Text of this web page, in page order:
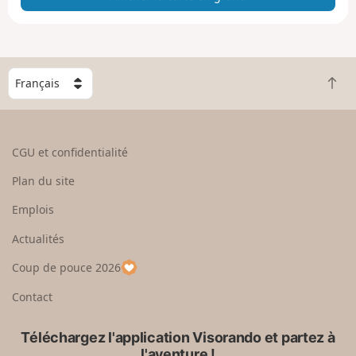
e
g
n
C
h
o
e
u
p
a
R
e
CGU et confidentialité
Plan du site
Emplois
Actualités
Coup de pouce 2026
Contact
Téléchargez l'application Visorando et partez à